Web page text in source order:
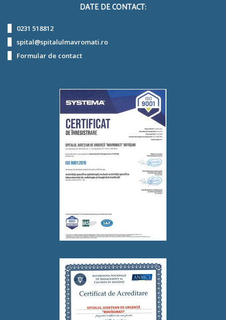
DATE DE CONTACT:
0231 518812
spital@spitalulmavromati.ro
Formular de contact